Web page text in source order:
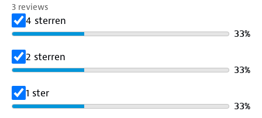
3 reviews
4 sterren
33%
2 sterren
33%
1 ster
33%